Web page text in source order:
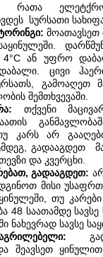
რათა
სურსათი
4°C ან უფრო
ცივი
გამოაღეთ
შემთხვევაში.
თქვენი
კარს არ
გადააგდეთ
და კვერცხი.
გადააგდეთ:
მისი
თუ
48 საათამდე
ნახევრად სავსე
შეავსეთ